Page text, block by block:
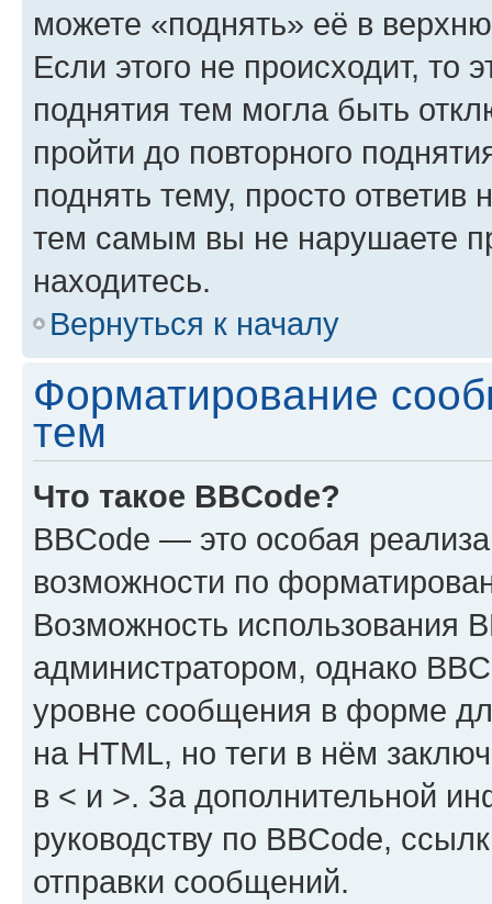
можете «поднять» её в
Если этого не происходит, то
поднятия тем могла быть
пройти до повторного
поднять тему, просто ответив
тем самым вы не нарушаете
находитесь.
Вернуться к началу
Форматирование
тем
Что такое BBCode?
BBCode — это особая
возможности по
Возможность использования
администратором, однако
уровне сообщения в форме
на HTML, но теги в нём
в < и >. За дополнительной
руководству по BBCode,
отправки сообщений.